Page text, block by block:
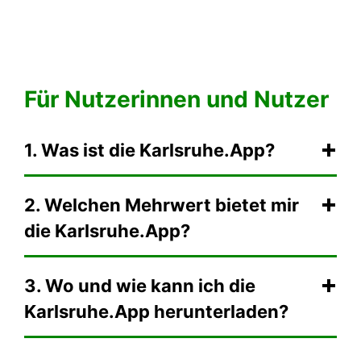
Für Nutzerinnen und Nutzer
1. Was ist die Karlsruhe.App?
2. Welchen Mehrwert bietet mir
die Karlsruhe.App?
3. Wo und wie kann ich die
Karlsruhe.App herunterladen?